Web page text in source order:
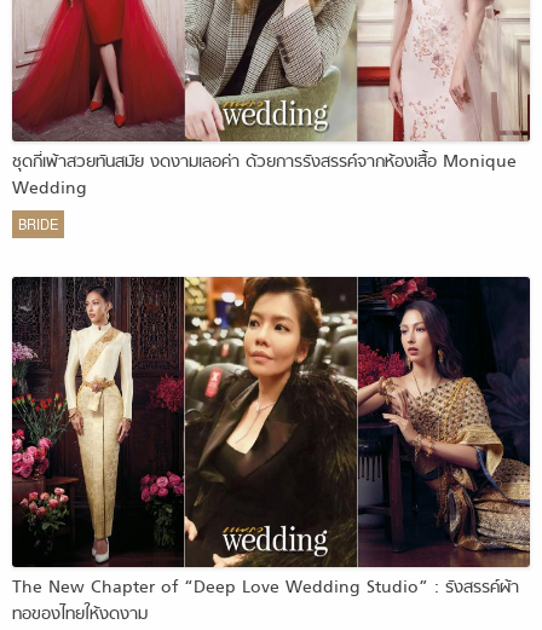
ชุดกี่เพ้าสวยทันสมัย งดงามเลอค่า ด้วยการรังสรรค์จากห้องเสื้อ Monique
Wedding
BRIDE
The New Chapter of “Deep Love Wedding Studio” : รังสรรค์ผ้า
ทอของไทยให้งดงาม